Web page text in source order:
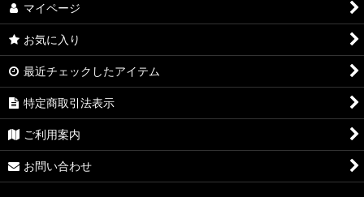
マイページ
お気に入り
最近チェックしたアイテム
特定商取引法表示
ご利用案内
お問い合わせ